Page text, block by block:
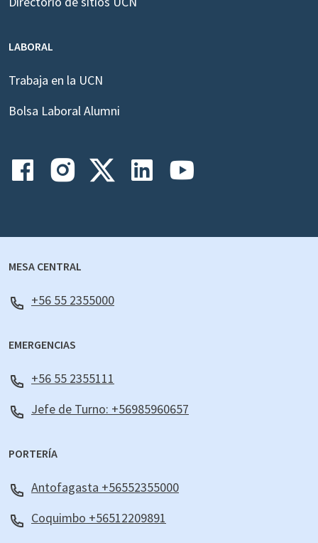
LABORAL
Trabaja en la UCN
Bolsa Laboral Alumni
MESA CENTRAL
+56 55 2355000
EMERGENCIAS
+56 55 2355111
Jefe de Turno: +56985960657
PORTERÍA
Antofagasta +56552355000
Coquimbo +56512209891